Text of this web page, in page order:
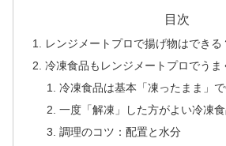
目次
レンジメートプロで揚げ物はできる
冷凍食品もレンジメートプロでうま
冷凍食品は基本「凍ったまま」
一度「解凍」した方がよい冷凍
調理のコツ：配置と水分